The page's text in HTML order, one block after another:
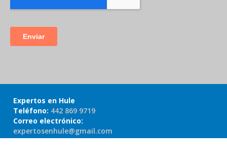
Expertos en Hule
Teléfono: 442 869 9719
Correo electrónico:
expertosenhule@gmail.com
Domicilio: